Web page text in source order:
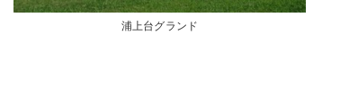
浦上台グランド